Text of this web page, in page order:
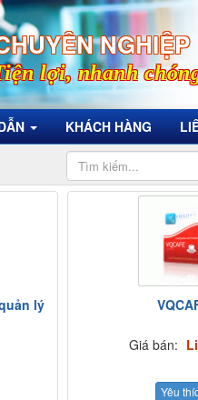
NGHIỆP
lợi, nhanh
KHÁCH HÀNG
lý
Giá bán:
Yêu